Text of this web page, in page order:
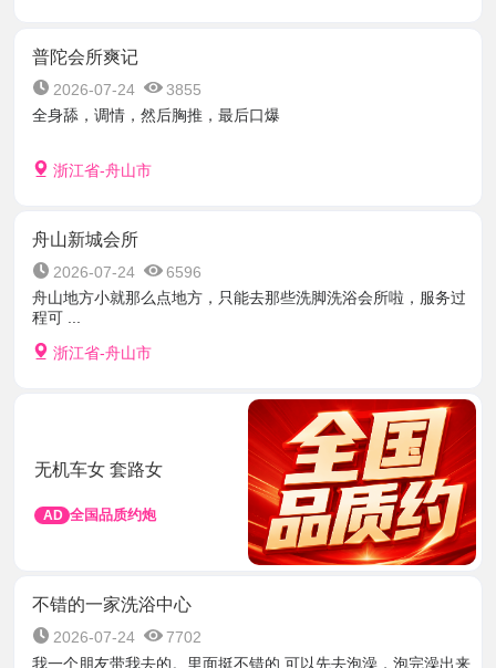
普陀会所爽记
2026-07-24
3855
全身舔，调情，然后胸推，最后口爆
浙江省-舟山市
舟山新城会所
2026-07-24
6596
舟山地方小就那么点地方，只能去那些洗脚洗浴会所啦，服务过
程可 ...
浙江省-舟山市
无机车女 套路女
AD 全国品质约炮
不错的一家洗浴中心
2026-07-24
7702
我一个朋友带我去的。里面挺不错的 可以先去泡澡，泡完澡出来